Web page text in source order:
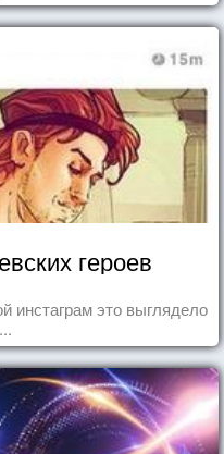
героев
инстаграм это выглядело